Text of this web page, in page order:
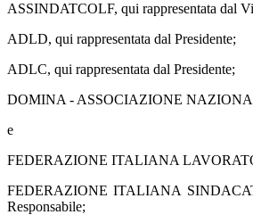
ASSINDATCOLF, qui rappresentata dal
ADLD, qui rappresentata dal Presidente;
ADLC, qui rappresentata dal Presidente;
DOMINA - ASSOCIAZIONE
e
FEDERAZIONE ITALIANA
FEDERAZIONE ITALIANA
Responsabile;